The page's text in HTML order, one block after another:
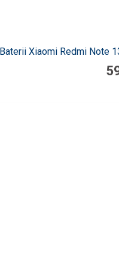
Xiaomi Redmi Note